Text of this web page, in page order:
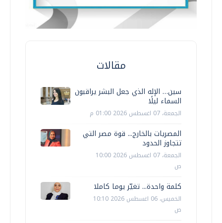
مقالات
سين… الإله الذي جعل البشر يراقبون
السماء ليلًا
الجمعة، 07 اغسطس 2026 01:00 م
المصريات بالخارج... قوة مصر التي
تتجاوز الحدود
الجمعة، 07 اغسطس 2026 10:00
ص
كلمة واحدة... تغيّر يوما كاملا
الخميس، 06 اغسطس 2026 10:10
ص